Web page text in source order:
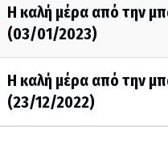
Η καλή μέρα από την
(03/01/2023)
Η καλή μέρα από την
(23/12/2022)